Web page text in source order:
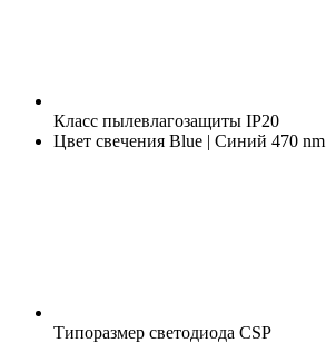
Класс пылевлагозащиты IP20
Цвет свечения Blue | Синий 470 nm
Типоразмер светодиода CSP